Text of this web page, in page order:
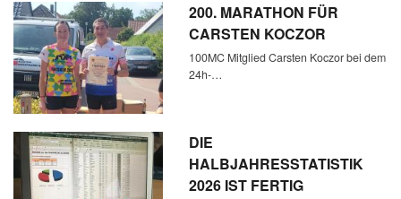
200. MARATHON FÜR
CARSTEN KOCZOR
100MC Mitglied Carsten Koczor bei dem
24h-…
DIE
HALBJAHRESSTATISTIK
2026 IST FERTIG